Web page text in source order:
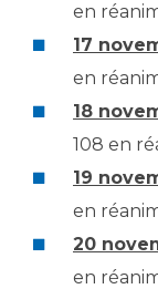
en
17
en
18
108 en
19
en
20
en